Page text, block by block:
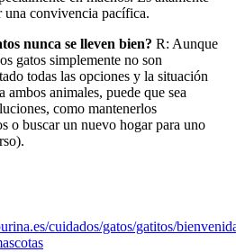
una convivencia pacífica.
nunca se lleven bien? R: Aunque
gatos simplemente no son
todas las opciones y la situación
ambos animales, puede que sea
como mantenerlos
o buscar un nuevo hogar para uno
cuidados/gatos/gatitos/